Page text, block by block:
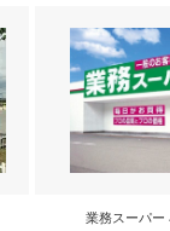
業務スーパー